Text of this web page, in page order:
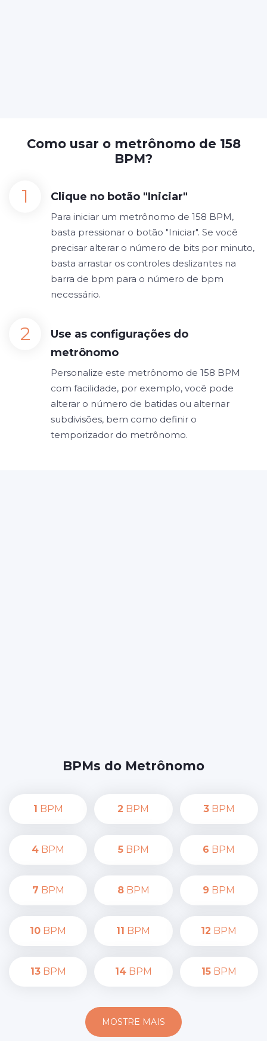
Como usar o metrônomo de 158
BPM?
Clique no botão "Iniciar"
Para iniciar um metrônomo de 158 BPM,
basta pressionar o botão "Iniciar". Se você
precisar alterar o número de bits por minuto,
basta arrastar os controles deslizantes na
barra de bpm para o número de bpm
necessário.
Use as configurações do
metrônomo
Personalize este metrônomo de 158 BPM
com facilidade, por exemplo, você pode
alterar o número de batidas ou alternar
subdivisões, bem como definir o
temporizador do metrônomo.
BPMs do Metrônomo
1 BPM 2 BPM 3BPM
4 BPM 5BPM 6 BPM
7 BPM 8BPM 9 BPM
10 BPM 11 BPM 12 BPM
13BPM 14BPM 15BPM
MOSTRE MAIS